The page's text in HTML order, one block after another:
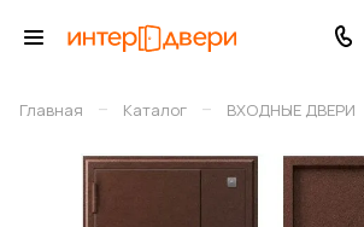
Главная – Каталог – ВХОДНЫЕ ДВЕРИ